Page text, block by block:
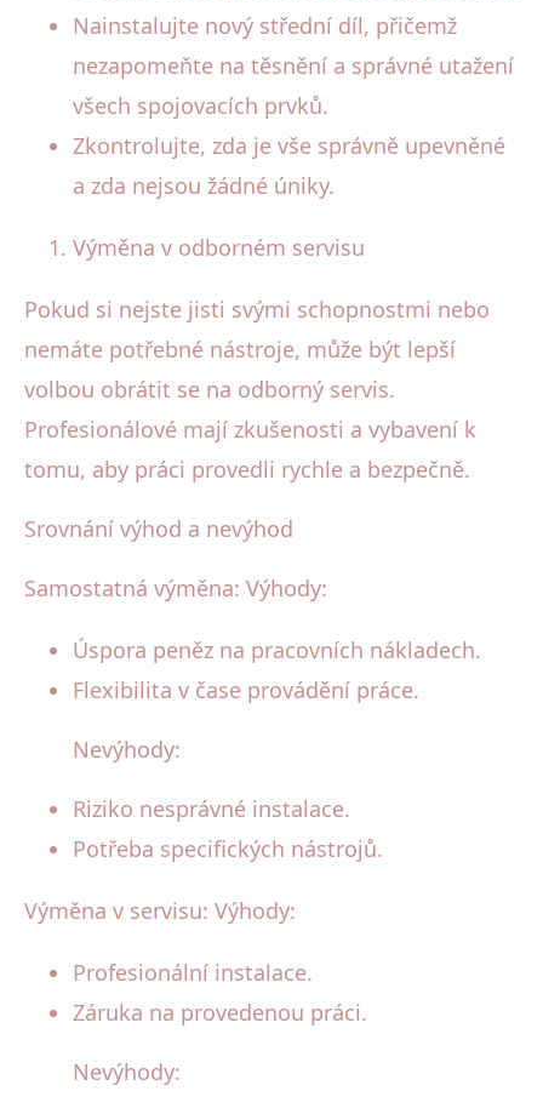
Nainstalujte nový střední díl, přičemž
nezapomeňte na těsnění a správné utažení
všech spojovacích prvků.
Zkontrolujte, zda je vše správně upevněné
a zda nejsou žádné úniky.
Výměna v odborném servisu
Pokud si nejste jisti svými schopnostmi nebo
nemáte potřebné nástroje, může být lepší
volbou obrátit se na odborný servis.
Profesionálové mají zkušenosti a vybavení k
tomu, aby práci provedli rychle a bezpečně.
Srovnání výhod a nevýhod
Samostatná výměna: Výhody:
Úspora peněz na pracovních nákladech.
Flexibilita v čase provádění práce.
Nevýhody:
Riziko nesprávné instalace.
Potřeba specifických nástrojů.
Výměna v servisu: Výhody:
Profesionální instalace.
Záruka na provedenou práci.
Nevýhody: